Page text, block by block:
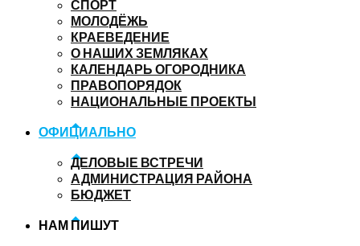
СПОРТ
МОЛОДЁЖЬ
КРАЕВЕДЕНИЕ
О НАШИХ ЗЕМЛЯКАХ
КАЛЕНДАРЬ ОГОРОДНИКА
ПРАВОПОРЯДОК
НАЦИОНАЛЬНЫЕ ПРОЕКТЫ
ОФИЦИАЛЬНО
ДЕЛОВЫЕ ВСТРЕЧИ
АДМИНИСТРАЦИЯ РАЙОНА
БЮДЖЕТ
НАМ ПИШУТ